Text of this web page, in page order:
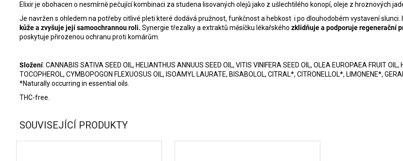
Elixir je obohacen o nesmírně pečující kombinaci za studena lisovaných olejů jako z ušlechtilého konopí, oleje z hroznových
Je navržen s ohledem na potřeby citlivé pleti které dodává pružnost, funkčnost a hebkost i po dlouhodobém vystavení slunci.
kůžea zvyšuje její samoochrannou roli. Synergie třezalky a extraktů měsíčku lékařského zklidňuje a podporuje regenerační
poskytuje přirozenou ochranu proti komárům.
Složení: CANNABIS SATIVA SEED OIL, HELIANTHUS ANNUUS SEED OIL, VITIS VINIFERA SEED OIL, OLEA EUROPAEA FRUIT
TOCOPHEROL, CYMBOPOGON FLEXUOSUS OIL, ISOAMYL LAURATE, BISABOLOL, CITRAL*, CITRONELLOL*, LIMONENE*,
*Naturally occurring in essential oils.
THC-free.
SOUVISEJÍCÍ PRODUKTY